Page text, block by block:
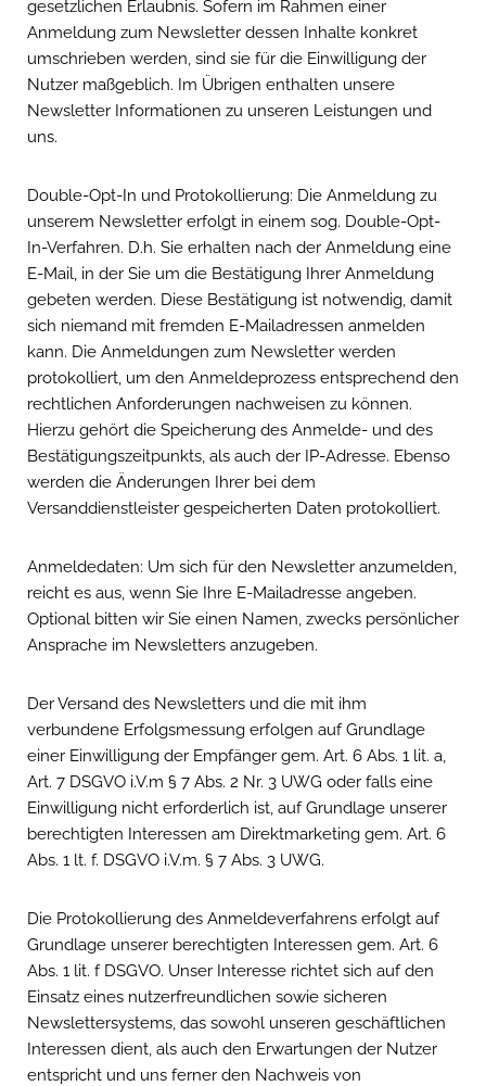
gesetzlichen Erlaubnis. Sofern im Rahmen einer
Anmeldung zum Newsletter dessen Inhalte konkret
umschrieben werden, sind sie für die Einwilligung der
Nutzer maßgeblich. Im Übrigen enthalten unsere
Newsletter Informationen zu unseren Leistungen und
uns.
Double-Opt-In und Protokollierung: Die Anmeldung zu
unserem Newsletter erfolgt in einem sog. Double-Opt-
In-Verfahren. D.h. Sie erhalten nach der Anmeldung eine
E-Mail, in der Sie um die Bestätigung Ihrer Anmeldung
gebeten werden. Diese Bestätigung ist notwendig, damit
sich niemand mit fremden E-Mailadressen anmelden
kann. Die Anmeldungen zum Newsletter werden
protokolliert, um den Anmeldeprozess entsprechend den
rechtlichen Anforderungen nachweisen zu können.
Hierzu gehört die Speicherung des Anmelde- und des
Bestätigungszeitpunkts, als auch der IP-Adresse. Ebenso
werden die Änderungen Ihrer bei dem
Versanddienstleister gespeicherten Daten protokolliert.
Anmeldedaten: Um sich für den Newsletter anzumelden,
reicht es aus, wenn Sie Ihre E-Mailadresse angeben.
Optional bitten wir Sie einen Namen, zwecks persönlicher
Ansprache im Newsletters anzugeben.
Der Versand des Newsletters und die mit ihm
verbundene Erfolgsmessung erfolgen auf Grundlage
einer Einwilligung der Empfänger gem. Art. 6 Abs. 1 lit. a,
Art. 7 DSGVO i.V.m § 7 Abs. 2 Nr. 3 UWG oder falls eine
Einwilligung nicht erforderlich ist, auf Grundlage unserer
berechtigten Interessen am Direktmarketing gem. Art. 6
Abs. 1 lt. f. DSGVO i.V.m. § 7 Abs. 3 UWG.
Die Protokollierung des Anmeldeverfahrens erfolgt auf
Grundlage unserer berechtigten Interessen gem. Art. 6
Abs. 1 lit. f DSGVO. Unser Interesse richtet sich auf den
Einsatz eines nutzerfreundlichen sowie sicheren
Newslettersystems, das sowohl unseren geschäftlichen
Interessen dient, als auch den Erwartungen der Nutzer
entspricht und uns ferner den Nachweis von